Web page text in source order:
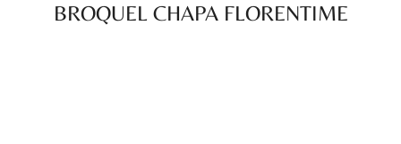
BROQUEL CHAPA FLORENTIME